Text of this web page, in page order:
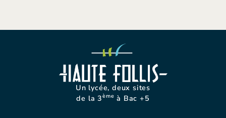
Un lycée, deux sites
de la 3ème à Bac +5